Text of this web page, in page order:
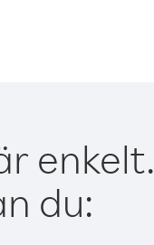
enkelt.
du: